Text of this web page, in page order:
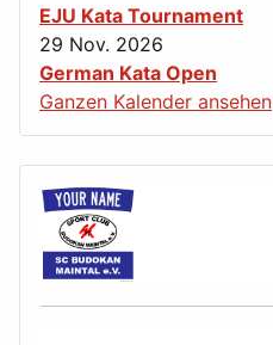
EJU Kata Tournament
29 Nov. 2026
German Kata Open
Ganzen Kalender ansehen